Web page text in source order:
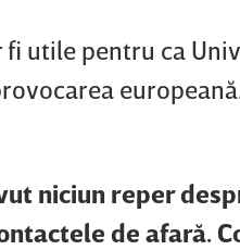
utile pentru ca
niciun reper
de afară.